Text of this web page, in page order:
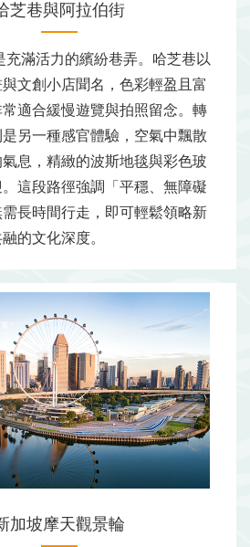
芝巷與阿拉伯街
充滿活力的繽紛巷弄。哈芝巷以
文創小店聞名，色彩輕盈且富
適合緩慢遊覽與拍照留念。轉
另一種感官體驗，空氣中飄散
息，精緻的波斯地毯與彩色玻
這段路徑強調「平穩、無障礙
長時間行走，即可輕鬆領略新
的文化深度。
加坡摩天觀景輪